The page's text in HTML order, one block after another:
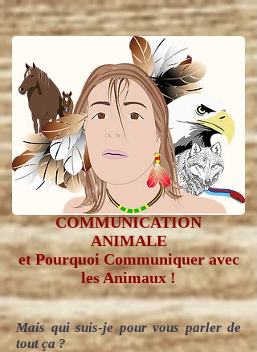
Le CADEAU de la
COMMUNICATION
ANIMALE
et Pourquoi Communiquer avec
les Animaux !
Mais qui suis-je pour vous parler de
tout ça ?